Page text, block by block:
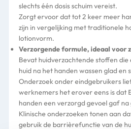
slechts één dosis schuim vereist.
Zorgt ervoor dat tot 2 keer meer
zijn in vergelijking met traditionele
lotionvorm.
Verzorgende formule, ideaal voor
Bevat huidverzachtende stoffen
huid na het handen wassen glad en
Onderzoek onder eindgebruikers
werknemers het erover eens is dat
handen een verzorgd gevoel gaf na
Klinische onderzoeken tonen aan
gebruik de barrièrefunctie van de